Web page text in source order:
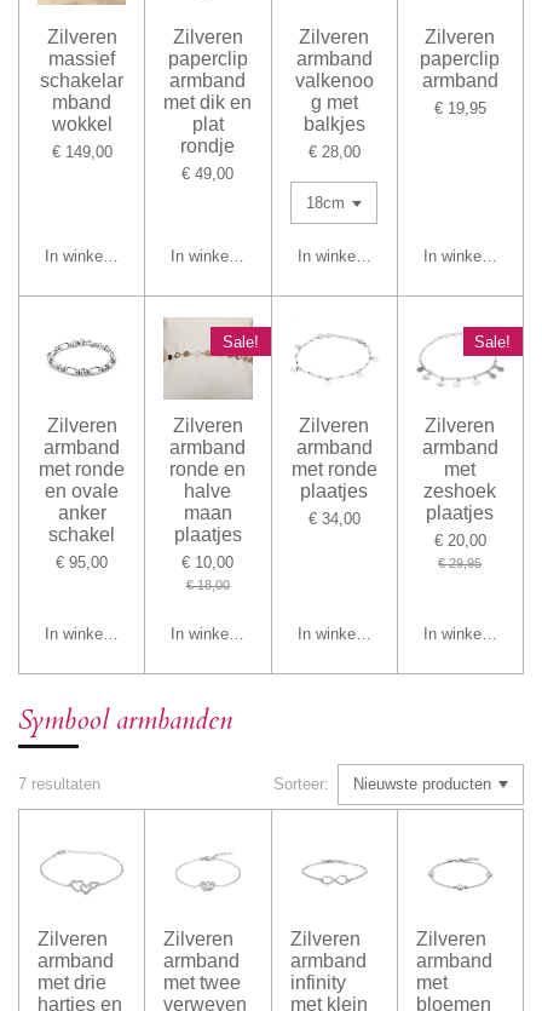
Zilveren
massief
schakelar
mband
wokkel
€ 149,00
In winkelwagen
Zilveren
paperclip
armband
met dik en
plat
rondje
€ 49,00
In winkelwagen
Zilveren
armband
valkenoo
g met
balkjes
€ 28,00
In winkelwagen
Zilveren
paperclip
armband
€ 19,95
In winkelwagen
Zilveren
armband
met ronde
en ovale
anker
schakel
€ 95,00
In winkelwagen
Sale!
Zilveren
armband
ronde en
halve
maan
plaatjes
€ 10,00
€ 18,00
In winkelwagen
Zilveren
armband
met ronde
plaatjes
€ 34,00
In winkelwagen
Sale!
Zilveren
armband
met
zeshoek
plaatjes
€ 20,00
€ 29,95
In winkelwagen
Symbool armbanden
7 resultaten Sorteer:
Zilveren
armband
met drie
hartjes en
Zilveren
armband
met twee
verweven
Zilveren
armband
infinity
met klein
Zilveren
armband
met
bloemen